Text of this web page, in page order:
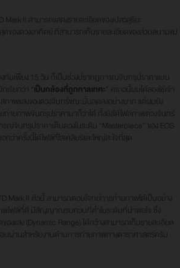
ll สามารถแสดงรายละเอียดของเปลวสุริยะ
ของดวงอาทิตย์ ที่สามารถเก็บรายละเอียดของส่วนสนามแม่
นเพียง 15 วัน ก็เป็นช่วงปรากฏการณ์จันทรุปราคาแบบ
รียกว่า “เป็นกล้องที่ถูกกาลเทศะ ” คราวนี้ผมได้ลองใช้เจ้า
าพแสงของดวงจันทร์ขณะนั้นลดลงอย่างมาก แต่ผมยัง
ายภาพจันทรุปราคามาก็ว่าได้ ทั้งยังได้ไฟล์ภาพดวงจันทร์
จันทรุปราคาเต็มดวงในระดับ “Masterpiece” ของ EOS
าครั้งนี้ได้ไฟล์ที่ใสเคลียร์และใหญ่สะใจที่สุด
II ตัวนี้ สามารถตอบโจทย์การถ่ายภาพได้เป็นอย่าง
ไฟล์ที่ดี มีสัญญาณรบกวนที่ต่ำในระดับที่น่าพอใจ ซึ่ง
งแสง (Dynamic Range) ได้กว้างสามารถเก็บรายละเอียด
อบผ่านสำหรับงานด้านการถ่ายภาพทางดาราศาสตร์ครับ